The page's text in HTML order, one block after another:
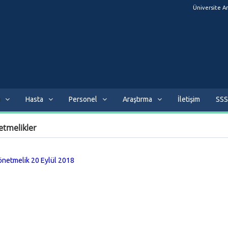
Üniversite
Hasta Personel Araştırma İletişim SSS
20 Eylül 2018